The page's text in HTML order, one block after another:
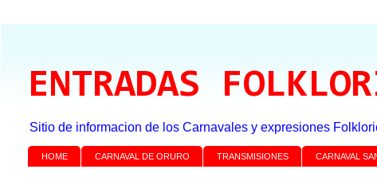
ENTRADAS
Sitio de informacion de los Carnavales y expresiones
HOME CARNAVAL DE ORURO TRANSMISIONES CARNAVAL